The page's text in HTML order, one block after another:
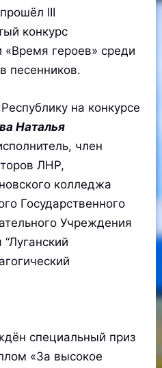
III
конкурс
«Время героев» среди
песенников.
на конкурсе
Наталья
член
ЛНР,
колледжа
Государственного
Учреждения
специальный приз
«За высокое